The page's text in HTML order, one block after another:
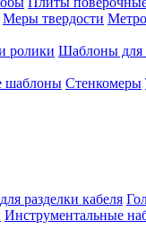
Меры твердости
ролики Шаблоны для
шаблоны Стенкомеры
разделки кабеля
Инструментальные